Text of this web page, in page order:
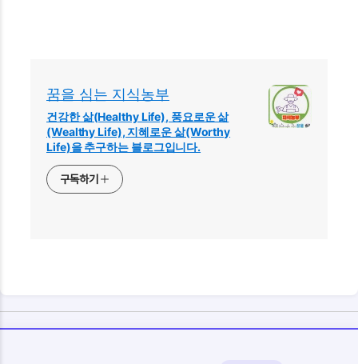
꿈을 심는 지식농부
건강한 삶(Healthy Life), 풍요로운 삶
(Wealthy Life), 지혜로운 삶(Worthy
Life)을 추구하는 블로그입니다.
구독하기